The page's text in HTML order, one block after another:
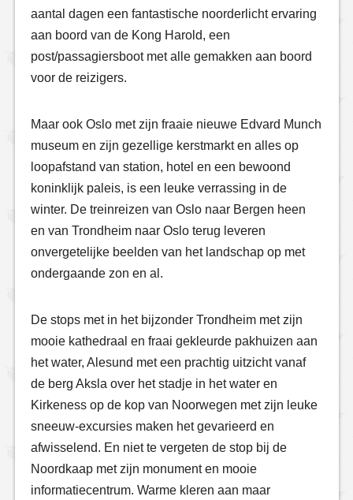
aantal dagen een fantastische noorderlicht ervaring
aan boord van de Kong Harold, een
post/passagiersboot met alle gemakken aan boord
voor de reizigers.
Maar ook Oslo met zijn fraaie nieuwe Edvard Munch
museum en zijn gezellige kerstmarkt en alles op
loopafstand van station, hotel en een bewoond
koninklijk paleis, is een leuke verrassing in de
winter. De treinreizen van Oslo naar Bergen heen
en van Trondheim naar Oslo terug leveren
onvergetelijke beelden van het landschap op met
ondergaande zon en al.
De stops met in het bijzonder Trondheim met zijn
mooie kathedraal en fraai gekleurde pakhuizen aan
het water, Alesund met een prachtig uitzicht vanaf
de berg Aksla over het stadje in het water en
Kirkeness op de kop van Noorwegen met zijn leuke
sneeuw-excursies maken het gevarieerd en
afwisselend. En niet te vergeten de stop bij de
Noordkaap met zijn monument en mooie
informatiecentrum. Warme kleren aan maar